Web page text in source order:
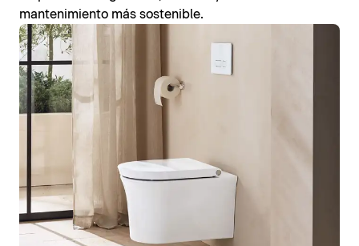
mantenimiento más sostenible.